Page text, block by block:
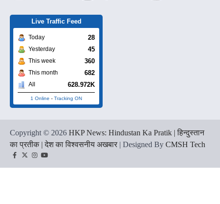
Live Traffic Feed
Today 28
Yesterday 45
This week 360
This month 682
All 628.972K
1 Online - Tracking ON
Copyright © 2026 HKP News: Hindustan Ka Pratik | हिन्दुस्तान
का प्रतीक | देश का विश्वसनीय अखबार | Designed By CMSH Tech
Facebook
TwitterInstagram
YouTube